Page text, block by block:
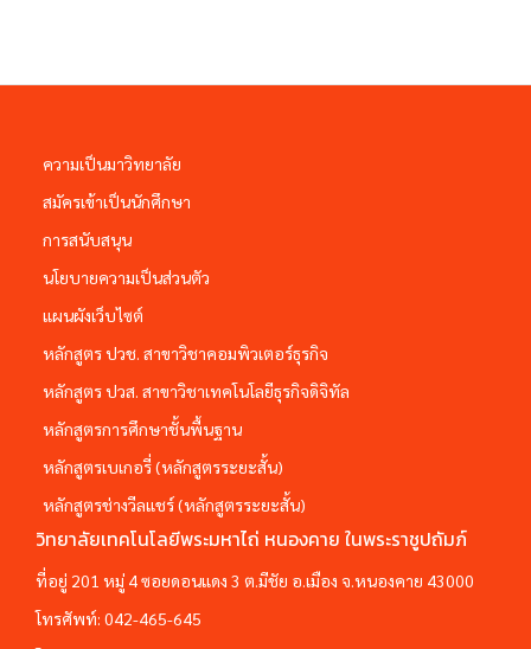
ความเป็นมาวิทยาลัย
สมัครเข้าเป็นนักศึกษา
การสนับสนุน
นโยบายความเป็นส่วนตัว
แผนผังเว็บไซต์
หลักสูตร ปวช. สาขาวิชาคอมพิวเตอร์ธุรกิจ
หลักสูตร ปวส. สาขาวิชาเทคโนโลยีธุรกิจดิจิทัล
หลักสูตรการศึกษาชั้นพื้นฐาน
หลักสูตรเบเกอรี่ (หลักสูตรระยะสั้น)
หลักสูตรช่างวีลแชร์ (หลักสูตรระยะสั้น)
วิทยาลัยเทคโนโลยีพระมหาไถ่ หนองคาย ในพระราชูปถัมภ์
ที่อยู่ 201 หมู่ 4 ซอยดอนแดง 3 ต.มีชัย อ.เมือง จ.หนองคาย 43000
โทรศัพท์: 042-465-645